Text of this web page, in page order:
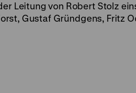
Leitung von Robert Stolz
Gustaf Gründgens, Fritz